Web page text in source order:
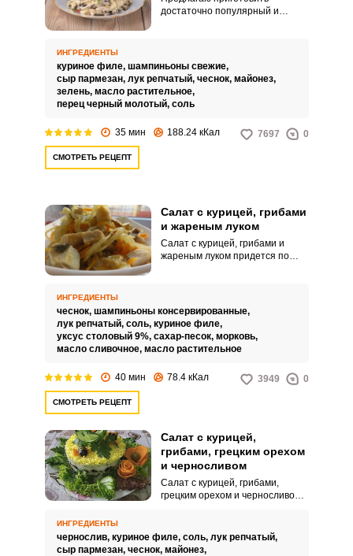
достаточно популярный и
набора продуктов. Салат
готовится просто и недолго,
получается очень вкусным.
ИНГРЕДИЕНТЫ
куриное филе, шампиньоны свежие,
сыр пармезан, лук репчатый, чеснок, майонез,
зелень, масло растительное,
перец черный молотый, соль
35 мин 188.24 кКал 7697 0
СМОТРЕТЬ РЕЦЕПТ
Салат с курицей, грибами
и жареным луком
Салат с курицей, грибами и
жареным луком придется по
эту необыкновенно вкусную
закуску.
ИНГРЕДИЕНТЫ
чеснок, шампиньоны консервированные,
лук репчатый, соль, куриное филе,
уксус столовый 9%, сахар-песок, морковь,
масло сливочное, масло растительное
40 мин 78.4 кКал 3949 0
СМОТРЕТЬ РЕЦЕПТ
Салат с курицей,
грибами, грецким орехом
и черносливом
Салат с курицей, грибами,
грецким орехом и черносливом
замечательным угощением для
ваших близких и друзей.
ИНГРЕДИЕНТЫ
чернослив, куриное филе, соль, лук репчатый,
сыр пармезан, чеснок, майонез,